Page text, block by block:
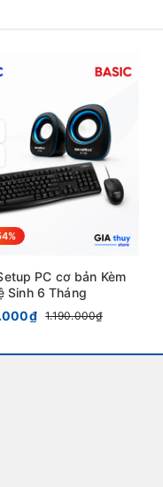
PC cơ bản Kèm
Sinh 6 Tháng
1.190.000₫